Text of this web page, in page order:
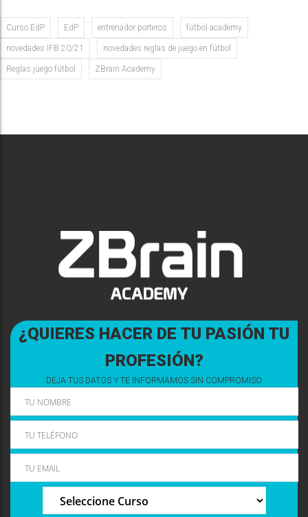
Curso EdP EdP entrenador porteros fútbol academy
novedades IFB 20/21 novedades reglas de juego en fútbol
Reglas juego fútbol ZBrain Academy
¿QUIERES HACER DE TU PASIÓN TU
PROFESIÓN?
DEJA TUS DATOS Y TE INFORMAMOS SIN COMPROMISO